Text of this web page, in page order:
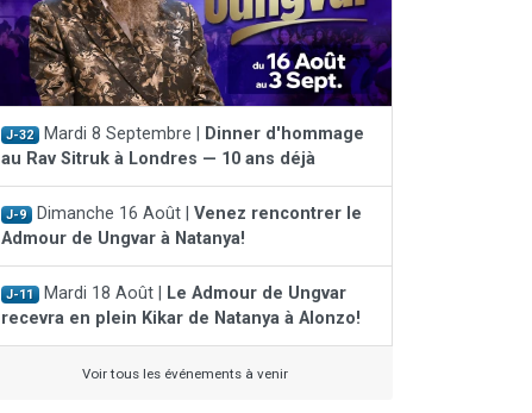
J-32 Mardi 8 Septembre |
Dinner d'hommage
au Rav Sitruk à Londres — 10 ans déjà
J-9 Dimanche 16 Août | Venez rencontrer le
Admour de Ungvar à Natanya!
J-11 Mardi 18 Août |
Le Admour de Ungvar
recevra en plein Kikar de Natanya à Alonzo!
Voir tous les événements à venir